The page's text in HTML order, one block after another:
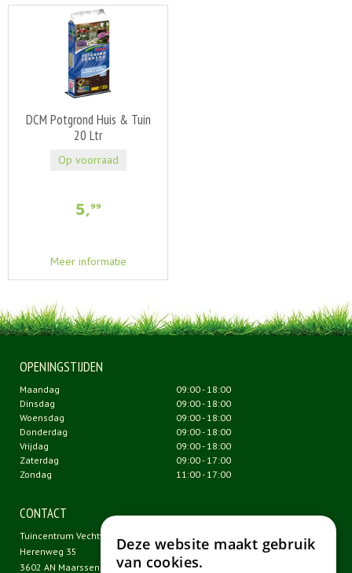
DCM Potgrond Huis & Tuin
20 Ltr
5,99
Meer informatie
Op voorraad
OPENINGSTIJDEN
Maandag
09:00 - 18:00
Dinsdag
09:00 - 18:00
Woensdag
09:00 - 18:00
Donderdag
09:00 - 18:00
Vrijdag
09:00 - 18:00
Zaterdag
09:00 - 17:00
Zondag
11:00 - 17:00
CONTACT
Tuincentrum Vechtweelde
Herenweg 35
3602 AN Maarssen
Deze website maakt gebruik
van cookies.